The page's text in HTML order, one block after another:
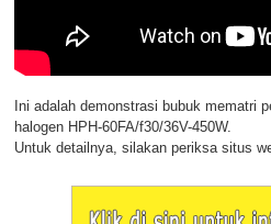
Ini adalah demonstrasi bubuk mematri
halogen HPH-60FA/f30/36V-450W.
Untuk detailnya, silakan periksa situs